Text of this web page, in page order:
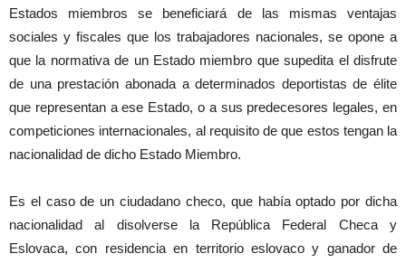
Estados miembros se beneficiará de las mismas ventajas
sociales y fiscales que los trabajadores nacionales, se opone a
que la normativa de un Estado miembro que supedita el disfrute
de una prestación abonada a determinados deportistas de élite
que representan a ese Estado, o a sus predecesores legales, en
competiciones internacionales, al requisito de que estos tengan la
nacionalidad de dicho Estado Miembro.
Es el caso de un ciudadano checo, que había optado por dicha
nacionalidad al disolverse la República Federal Checa y
Eslovaca, con residencia en territorio eslovaco y ganador de